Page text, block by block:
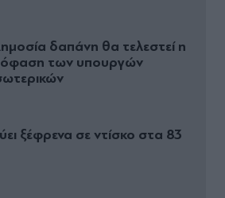
δαπάνη θα τελεστεί η
των υπουργών
ξέφρενα σε ντίσκο στα 83